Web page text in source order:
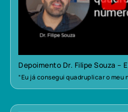
Depoimento Dr. Filipe Souza –
“Eu já consegui quadruplicar o meu